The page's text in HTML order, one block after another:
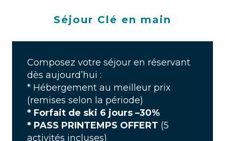
Séjour Clé en main
Composez votre séjour en réservant
dès aujourd’hui :
* Hébergement au meilleur prix
(remises selon la période)
* Forfait de ski 6 jours –30%
* PASS PRINTEMPS OFFERT (5
activités incluses)